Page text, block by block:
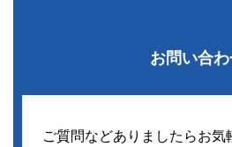
お問い合
ご質問などありましたらお気